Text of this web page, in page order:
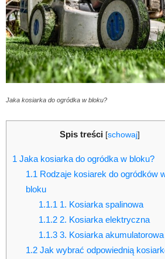
Jaka kosiarka do ogródka w bloku?
Spis treści [schowaj]
1 Jaka kosiarka do ogródka w bloku?
1.1 Rodzaje kosiarek do ogródków
bloku
1.1.1 1. Kosiarka spalinowa
1.1.2 2. Kosiarka elektryczna
1.1.3 3. Kosiarka akumulatorowa
1.2Jak wybrać odpowiednią